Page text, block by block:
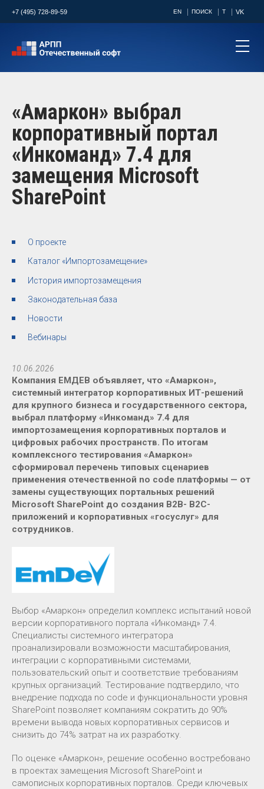
+7 (495) 728-89-59 EN ПОИСК T VK
«Амаркон» выбрал
корпоративный портал
«Инкоманд» 7.4 для
замещения Microsoft
SharePoint
О проекте
Каталог «Импортозамещение»
История импортозамещения
Законодательная база
Новости
Вебинары
10.06.2026
Компания ЕМДЕВ объявляет, что «Амаркон»,
системный интегратор корпоративных ИТ-решений
для крупного бизнеса и государственного сектора,
выбрал платформу «Инкоманд» 7.4 для
импортозамещения корпоративных порталов и
цифровых рабочих пространств. По итогам
комплексного тестирования «Амаркон»
сформировал перечень типовых сценариев
применения отечественной no code платформы — от
замены существующих портальных решений
Microsoft SharePoint до создания B2B- B2C-
приложений и корпоративных «госуслуг» для
сотрудников.
Выбор «Амаркон» определил комплекс испытаний новой
версии корпоративного портала «Инкоманд» 7.4.
Специалисты системного интегратора
проанализировали возможности масштабирования,
интеграции с корпоративными системами,
пользовательский опыт и соответствие требованиям
крупных организаций. Тестирование подтвердило, что
внедрение подхода no code и функциональности уровня
SharePoint позволяет компаниям сократить до 90%
времени вывода новых корпоративных сервисов и
снизить до 74% затрат на их разработку.
По оценке «Амаркон», решение особенно востребовано
в проектах замещения Microsoft SharePoint и
самописных корпоративных порталов. Среди ключевых